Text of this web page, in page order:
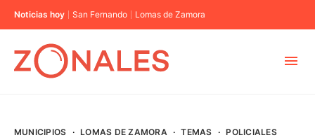
Noticias hoy San Fernando Lomas de Zamora
MUNICIPIOS · LOMAS DE ZAMORA · TEMAS · POLICIALES